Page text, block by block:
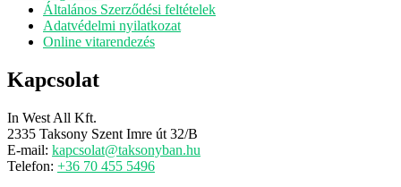
Általános Szerződési feltételek
Adatvédelmi nyilatkozat
Online vitarendezés
Kapcsolat
In West All Kft.
2335 Taksony Szent Imre út 32/B
E-mail: kapcsolat@taksonyban.hu
Telefon: +36 70 455 5496